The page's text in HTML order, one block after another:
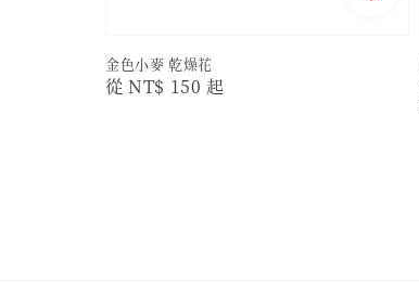
金色小麥 乾燥花
Regular
從NT$ 150 起